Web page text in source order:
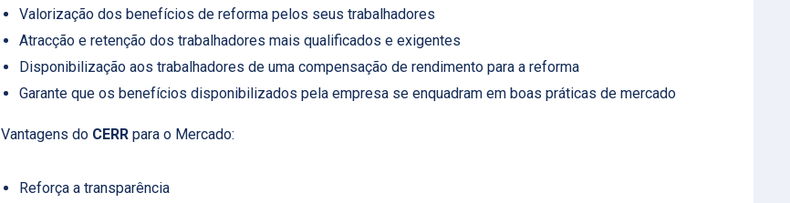
Valorização dos benefícios de reforma pelos seus trabalhadores
Atracção e retenção dos trabalhadores mais qualificados e exigentes
Disponibilização aos trabalhadores de uma compensação de rendimento para a reforma
Garante que os benefícios disponibilizados pela empresa se enquadram em boas práticas de mercado
Vantagens do CERR para o Mercado:
Reforça a transparência